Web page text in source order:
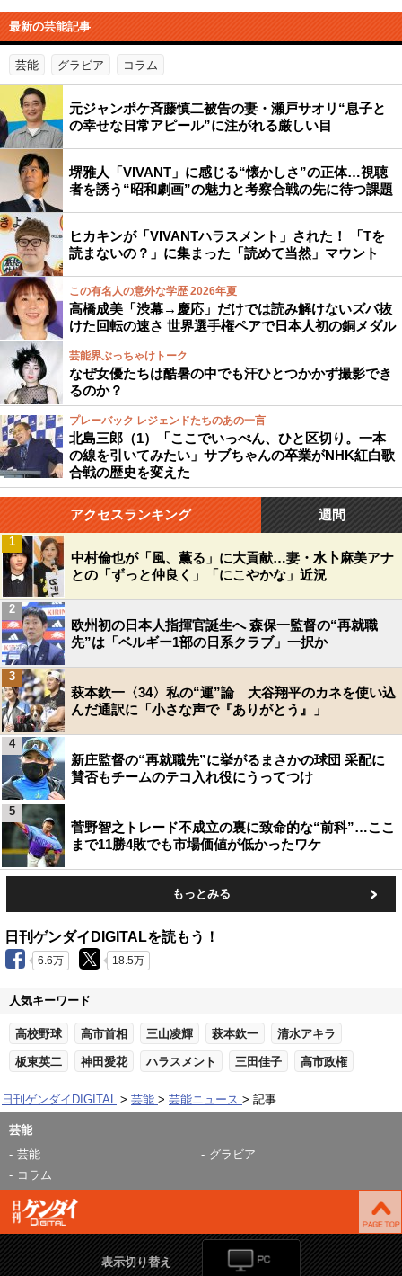
最新の芸能記事
芸能 グラビア コラム
元ジャンポケ斉藤慎二被告の妻・瀬戸サオリ“息子と
の幸せな日常アピール”に注がれる厳しい目
堺雅人「VIVANT」に感じる“懐かしさ”の正体…視聴
者を誘う“昭和劇画”の魅力と考察合戦の先に待つ課題
ヒカキンが「VIVANTハラスメント」された！ 「Tを
読まないの？」に集まった「読めて当然」マウント
この有名人の意外な学歴 2026年夏
高橋成美「渋幕→慶応」だけでは読み解けないズバ抜
けた回転の速さ 世界選手権ペアで日本人初の銅メダル
芸能界ぶっちゃけトーク
なぜ女優たちは酷暑の中でも汗ひとつかかず撮影でき
るのか？
プレーバック レジェンドたちのあの一言
北島三郎（1）「ここでいっぺん、ひと区切り。一本
の線を引いてみたい」サブちゃんの卒業がNHK紅白歌
合戦の歴史を変えた
アクセスランキング 週間
中村倫也が「風、薫る」に大貢献…妻・水卜麻美アナ
との「ずっと仲良く」「にこやかな」近況
1
欧州初の日本人指揮官誕生へ 森保一監督の“再就職
先”は「ベルギー1部の日系クラブ」一択か
2
萩本欽一〈34〉私の“運”論 大谷翔平のカネを使い込
んだ通訳に「小さな声で『ありがとう』」
3
新庄監督の“再就職先”に挙がるまさかの球団 采配に
賛否もチームのテコ入れ役にうってつけ
4
菅野智之トレード不成立の裏に致命的な“前科”…ここ
まで11勝4敗でも市場価値が低かったワケ
5
もっとみる
日刊ゲンダイDIGITALを読もう！
6.6万 18.5万
人気キーワード
高校野球 高市首相 三山凌輝 萩本欽一 清水アキラ
板東英二 神田愛花 ハラスメント 三田佳子 高市政権
日刊ゲンダイDIGITAL 芸能 芸能ニュース 記事
芸能
芸能
グラビア
コラム
表示切り替え